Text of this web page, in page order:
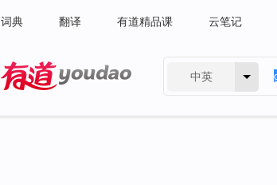
词典 翻译 有道精品课 云笔记
中英